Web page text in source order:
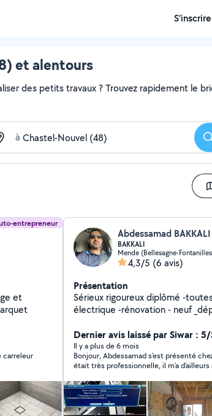
S'inscrire
et alentours
des petits travaux ? Trouvez rapidement le
à
entrepreneur
carreleur
Abdessamad BAKKALI
BAKKALI
Mende (Bellesagne-
4,3/5 (6 avis)
Présentation
Sérieux rigoureux diplômé -toutes types d'installation
électrique -rénovation - neuf _dépannage 24/24 -
vidéosurveillance -montage de toutes types de
Dernier avis laissé par Siwar :
Il y a plus de 6 mois
Bonjour, Abdessamad s’est présenté chez moi avec ses outils, il
était très professionnelle, il m’a
bonne éducation. Je recommande.